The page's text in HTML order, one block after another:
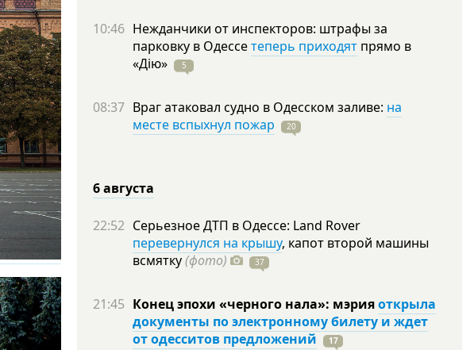
10:46 Нежданчики от инспекторов: штрафы за
парковку в Одессетеперь приходят прямо в
«Дію»
5
08:37 Враг атаковал судно в Одесском заливе: на
месте вспыхнул пожар
20
6 августа
22:52 Серьезное ДТП в Одессе: Land Rover
перевернулся на крышу, капот второй машины
всмятку(фото) 37
21:45 Конец эпохи «черного нала»: мэрияоткрыла
документы по электронному билету и ждет
от одесситов предложений
17